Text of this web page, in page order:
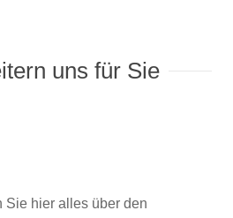
uns für Sie
Sie hier alles über den